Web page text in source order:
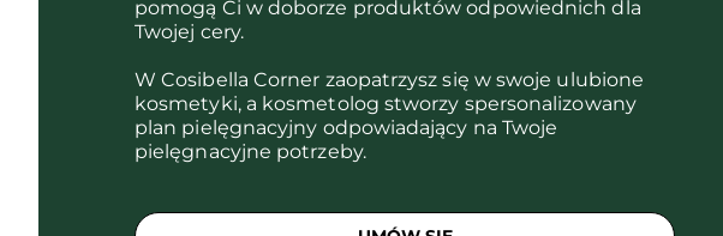
pomogą Ci w doborze produktów odpowiednich dla
Twojej cery.
W Cosibella Corner zaopatrzysz się w swoje ulubione
kosmetyki, a kosmetolog stworzy spersonalizowany
plan pielęgnacyjny odpowiadający na Twoje
pielęgnacyjne potrzeby.